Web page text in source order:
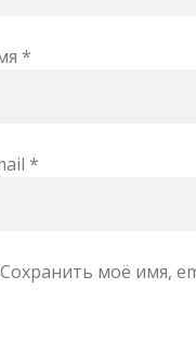
*
*
Сохранить моё имя,